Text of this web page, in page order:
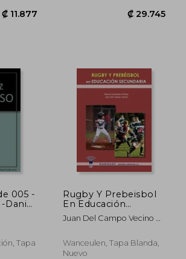
005 -
Daniel
Tapa
Rugby Y Prebeisbol
En Educación
Secundaria
Juan Del Campo Vecino Y
Wanceulen, Tapa Blanda,
Nuevo